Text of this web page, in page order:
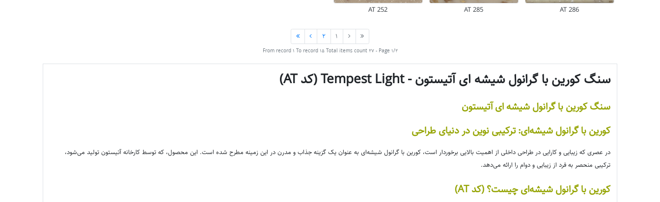
AT 286
AT 285
AT 252
1
2
From record 1 To record 15 Total items count 27 - Page 1/2
سنگ کورین با گرانول شیشه ای آتیستون - Tempest Light (کد AT)
سنگ کورین با گرانول شیشه ای آتیستون
کورین با گرانول شیشه‌ای: ترکیبی نوین در دنیای طراحی
در عصری که زیبایی و کارایی در طراحی داخلی از اهمیت بالایی برخوردار است، کورین با گرانول شیشه‌ای به عنوان یک گزینه جذاب و مدرن در این زمینه مطرح شده است. این محصول، که توسط کارخانه آتیستون تولید می‌شود،
ترکیبی منحصر به فرد از زیبایی و دوام را ارائه می‌دهد.
کورین با گرانول شیشه‌ای چیست؟ (کد AT)